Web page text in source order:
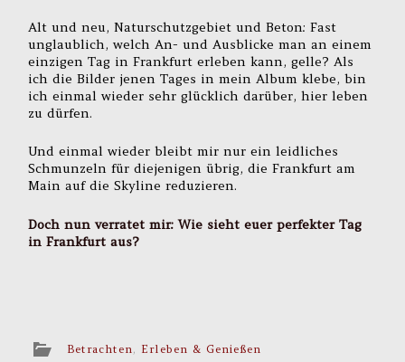
Alt und neu, Naturschutzgebiet und Beton: Fast
unglaublich, welch An- und Ausblicke man an einem
einzigen Tag in Frankfurt erleben kann, gelle? Als
ich die Bilder jenen Tages in mein Album klebe, bin
ich einmal wieder sehr glücklich darüber, hier leben
zu dürfen.
Und einmal wieder bleibt mir nur ein leidliches
Schmunzeln für diejenigen übrig, die Frankfurt am
Main auf die Skyline reduzieren.
Doch nun verratet mir: Wie sieht euer perfekter Tag
in Frankfurt aus?
Betrachten, Erleben & Genießen